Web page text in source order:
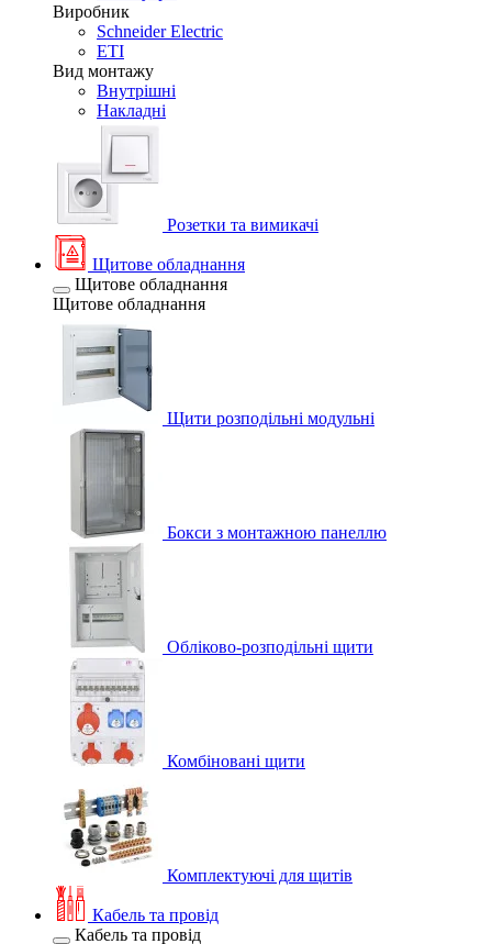
Виробник
Schneider Electric
ETI
Вид монтажу
Внутрішні
Накладні
Розетки та вимикачі
Щитове обладнання
Щитове обладнання
Щитове обладнання
Щити розподільні модульні
Бокси з монтажною панеллю
Обліково-розподільні щити
Комбіновані щити
Комплектуючі для щитів
Кабель та провід
Кабель та провід